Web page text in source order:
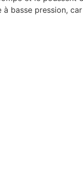
basse pression,